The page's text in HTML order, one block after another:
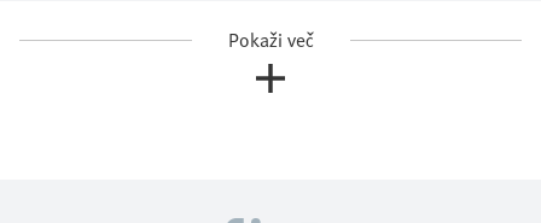
Pokaži več